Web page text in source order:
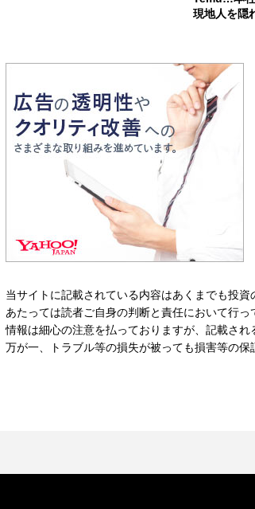
現地人を隠
当サイトに記載されている内容はあくまでも投
あたっては読者ご自身の判断と責任において行
情報は細心の注意を払っておりますが、記載さ
万が一、トラブル等の損失が被っても損害等の保